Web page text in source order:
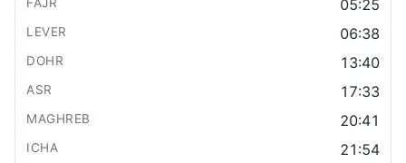
05:25
06:38
13:40
17:33
20:41
21:54